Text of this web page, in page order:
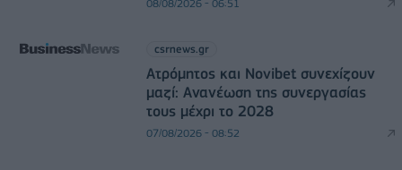
08/08/2026 - 06:51
csrnews.gr
Ατρόμητος και Novibet συνεχίζουν
μαζί: Ανανέωση της συνεργασίας
τους μέχρι το 2028
07/08/2026 - 08:52